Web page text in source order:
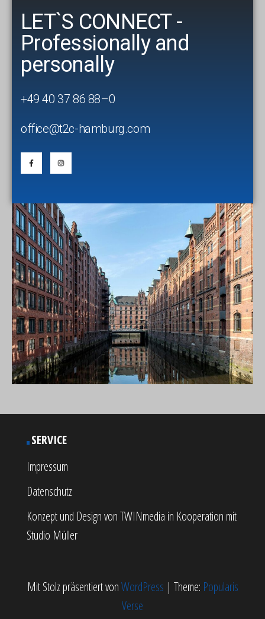
LET`S CONNECT -
Professionally and
personally
+49 40 37 86 88–0
office@t2c-hamburg.com
SERVICE
Impressum
Datenschutz
Konzept und Design vonTWINmedia in Kooperation mit
Studio Müller
Mit Stolz präsentiert vonWordPress | Theme: Popularis
Verse